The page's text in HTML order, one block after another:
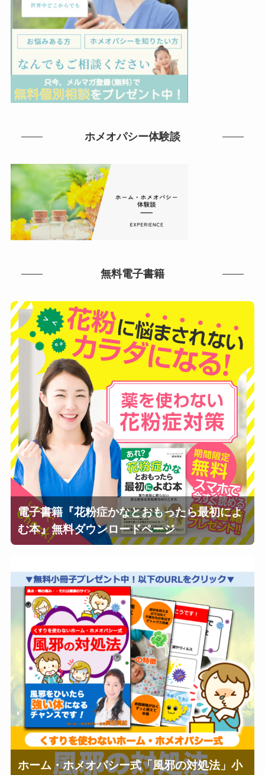
ホメオパシー体験談
無料電子書籍
電子書籍『花粉症かなとおもったら最初によ
む本』無料ダウンロードページ
ホーム・ホメオパシー式「風邪の対処法」小